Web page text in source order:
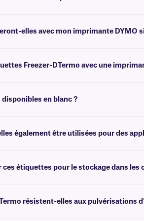
elles avec mon imprimante DYMO
Freezer-DTermo avec une
en blanc ?
également être utilisées pour des
ces étiquettes pour le stockage dans
résistent-elles aux pulvérisations